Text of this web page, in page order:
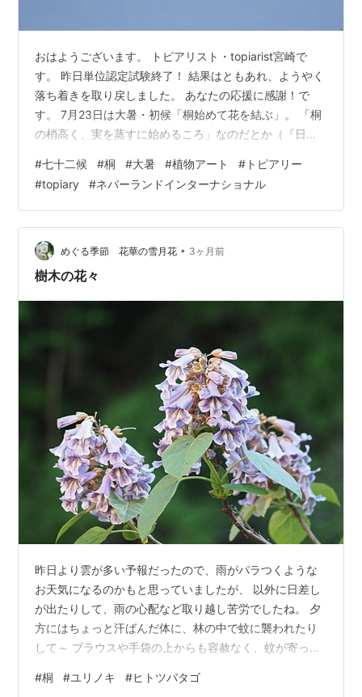
おはようございます。 トピアリスト・topiarist宮崎で
す。 昨日単位認定試験終了！ 結果はともあれ、ようやく
落ち着きを取り戻しました。 あなたの応援に感謝！で
す。 7月23日は大暑・初候「桐始めて花を結ぶ」。 「桐
の梢高く、実を蒸すに始めるころ」なのだとか（『日本
より）。 桐の原産地は中国で、飛鳥時代に渡来しまし
た。 その成長は早く、10年ほどで樹高は10ｍになりま
す。 防湿・防虫効果に富む桐はタンスの他、琴・琵琶な
どの楽器、刀剣・掛け軸などの高級貴重品を収納する箱
そして下駄などの日用品に至るまで幅広く用いられて
い…
#七十二候 #桐 #大暑 #植物アート # トピアリー
#topiary #ネバーランドインターナショナル
めぐる季節 花華の雪月花 • 3ヶ月前
樹木の花々
昨日より雲が多い予報だったので、雨がパラつくような
お天気になるのかもと思っていましたが、 以外に日差し
が出たりして、雨の心配など取り越し苦労でしたね。 夕
方にはちょっと汗ばんだ体に、林の中で蚊に襲われたり
して～ ブラウスや手袋の上からも容赦なく、蚊が寄って
はないけど、季節ごとに違う景色になるので、 新たな発
#桐 #ユリノキ #ヒトツバタゴ